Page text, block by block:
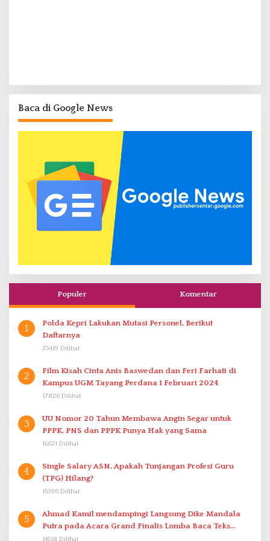
Baca di Google News
Populer Komentar
1
Polda Kepri Lakukan Mutasi Personel, Berikut
Daftarnya
23419 Dilihat
2
Film Kisah Cinta Anis Baswedan dan Feri Farhati di
Kampus UGM Tayang Perdana 1 Februari 2024
17826 Dilihat
3
UU Nomor 20 Tahun Membawa Angin Segar untuk
PPPK. PNS dan PPPK Punya Hak yang Sama
15621 Dilihat
4
Single Salary ASN, Apakah Tunjangan Profesi Guru
(TPG) Hilang?
15396 Dilihat
5
Ahmad Kamil mendampingi Langsung Dike Mandala
Putra pada Acara Grand Finalis Lomba Baca Teks
Proklamasi Mirip Bung Karno di Bali
14518 Dilihat